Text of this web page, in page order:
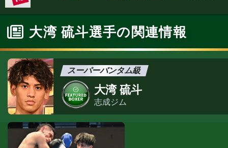
大湾 硫斗選手の関連情報
スーパーバンタム級
大湾 硫斗
志成ジム